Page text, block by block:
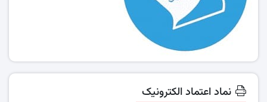
نماد اعتماد الکترونیک